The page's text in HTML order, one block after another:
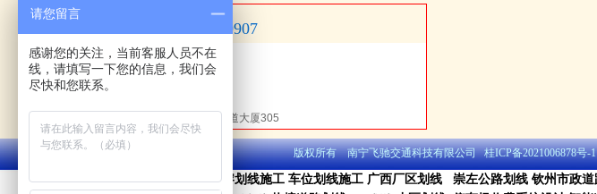
0771-5879907
手机：13036882122
QQ：390406833
地址：南宁市青秀区星湖路37号联道大厦305
请您留言
感谢您的关注，当前客服人员不在
线，请填写一下您的信息，我们会
尽快和您联系。